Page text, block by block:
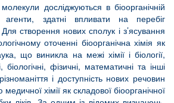
досліджуються в біоорганічній
агенти, здатні впливати на перебіг
Для створення нових сполук і з’ясування
оточенні біоорганічна хімія як
що виникла на межі хімії і біології,
біологічні, фізичні, математичні та інші
і доступність нових речовин
хімії як складової біоорганічної